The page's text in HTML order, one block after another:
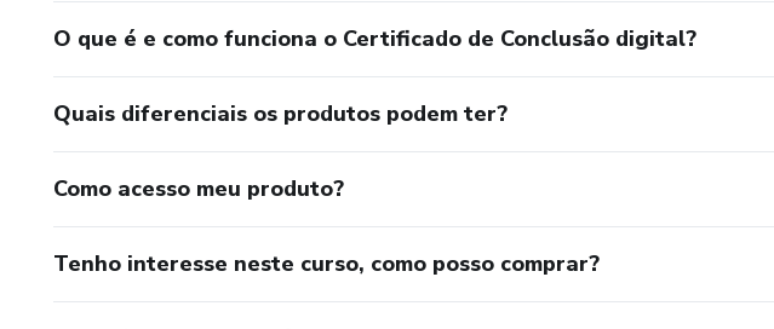
O que é e como funciona o Certificado de Conclusão digital?
Quais diferenciais os produtos podem ter?
Como acesso meu produto?
Tenho interesse neste curso, como posso comprar?